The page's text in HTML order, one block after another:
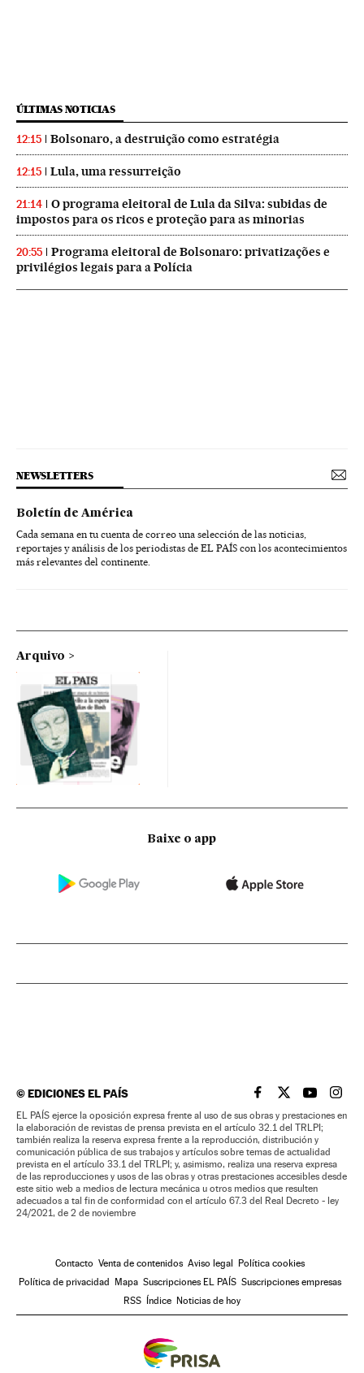
ÚLTIMAS NOTICIAS
12:15 Bolsonaro, a destruição como estratégia
12:15 Lula, uma ressurreição
21:14
O programa eleitoral de Lula da Silva: subidas de
impostos para os ricos e proteção para as minorias
20:55
Programa eleitoral de Bolsonaro: privatizações e
privilégios legais para a Polícia
NEWSLETTERS
Boletín de América
Cada semana en tu cuenta de correo una selección de las noticias,
reportajes y análisis de los periodistas de EL PAÍS con los acontecimientos
más relevantes del continente.
Arquivo
Baixe o app
©EDICIONES EL PAÍS EL PAÍS BRASIL EN
EL PAÍSEL PAÍS
EL
EL PAÍS ejerce la oposición expresa frente al uso de sus obras y prestaciones en
la elaboración de revistas de prensa prevista en el artículo 32.1 del TRLPI;
también realiza la reserva expresa frente a la reproducción, distribución y
comunicación pública de sus trabajos y artículos sobre temas de actualidad
prevista en el artículo 33.1 del TRLPI; y, asimismo, realiza una reserva expresa
de las reproducciones y usos de las obras y otras prestaciones accesibles desde
este sitio web a medios de lectura mecánica u otros medios que resulten
adecuados a tal fin de conformidad con el artículo 67.3 del Real Decreto - ley
24/2021, de 2 de noviembre
Contacto Venta de contenidos Aviso legal
Política cookies
Política de privacidad
Mapa Suscripciones EL PAÍS Suscripciones empresas
RSS
Índice Noticias de hoy